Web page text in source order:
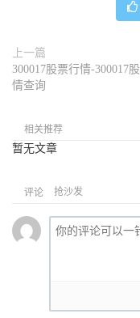
上一篇
300017股票行情-300017
情查询
相关推荐
暂无文章
评论 抢沙发